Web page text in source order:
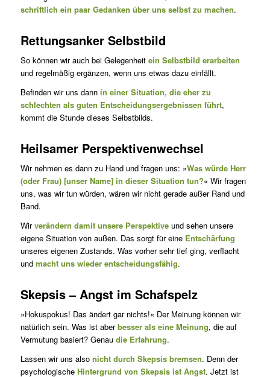
schriftlich ein paar Gedanken über uns selbst zu machen.
Rettungsanker Selbstbild
So können wir auch bei Gelegenheit ein Selbstbild erarbeiten
und regelmäßig ergänzen, wenn uns etwas dazu einfällt.
Befinden wir uns dann in einer Situation, die eher zu
schlechten als guten Entscheidungsergebnissen führt,
kommt die Stunde dieses Selbstbilds.
Heilsamer Perspektivenwechsel
Wir nehmen es dann zu Hand und fragen uns: »Was würde Herr
(oder Frau) [unser Name] in dieser Situation tun?« Wir fragen
uns, was wir tun würden, wären wir nicht gerade außer Rand und
Band.
Wirverändern damit unsere Perspektiveund sehen unsere
eigene Situation von außen. Das sorgt für eine Entschärfung
unseres eigenen Zustands. Was vorher sehr tief ging, verflacht
und macht uns wieder entscheidungsfähig.
Skepsis – Angst im Schafspelz
»Hokuspokus! Das ändert gar nichts!« Der Meinung können wir
natürlich sein. Was ist aberbesser als eine Meinung, die auf
Vermutung basiert? Genau die Erfahrung.
Lassen wir uns also nicht durch Skepsis bremsen. Denn der
psychologische Hintergrund von Skepsis ist Angst. Jetzt ist